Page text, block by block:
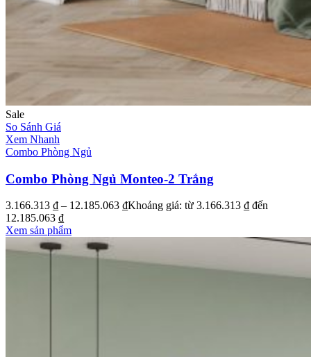
Sale
So Sánh Giá
Xem Nhanh
Combo Phòng Ngủ
Combo Phòng Ngủ Monteo-2 Trắng
3.166.313 ₫ – 12.185.063 ₫Khoảng giá: từ 3.166.313 ₫ đến
12.185.063 ₫
Xem sản phẩm